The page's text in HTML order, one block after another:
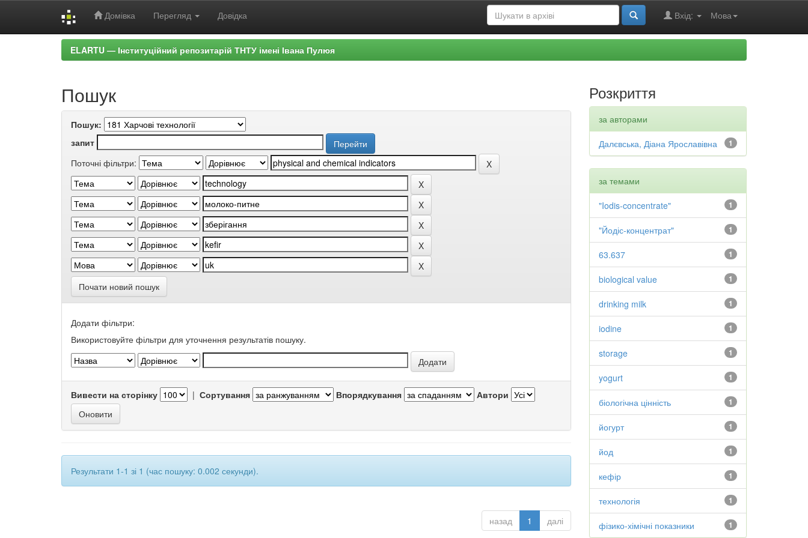
Домівка Перегляд Довідка Мова
Вхід:
ELARTU — Інституційний репозитарій ТНТУ імені Івана Пулюя
Пошук
Пошук:
запит
Поточні фільтри:
Почати новий пошук
Додати фільтри:
Використовуйте фільтри для уточнення результатів пошуку.
Вивести на сторінку | Сортування Впорядкування Автори
Результати 1-1 зі 1 (час пошуку: 0.002 секунди).
назад 1 далі
Розкриття
за авторами
1
Далєвська, Діана Ярославівна
за темами
1
"Iodis-concentrate"
1
"Йодіс-концентрат"
1
63.637
1
biological value
1
drinking milk
1
iodine
1
storage
1
yogurt
1
біологічна цінність
1
йогурт
1
йод
1
кефір
1
технологія
1
фізико-хімічні показники